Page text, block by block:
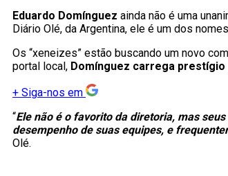
Eduardo Domínguez ainda não é uma
Diário Olé, da Argentina, ele é um dos
Os “xeneizes” estão buscando um novo
portal local, Domínguez carrega
+ Siga-nos em
“Ele não é o favorito da diretoria, mas
desempenho de suas equipes, e
Olé.